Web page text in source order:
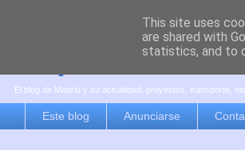
es por madrid
El blog de Madrid y su actualidad, proyectos, transporte,
Este blog Anunciarse
This site uses
are shared with
statistics, and to